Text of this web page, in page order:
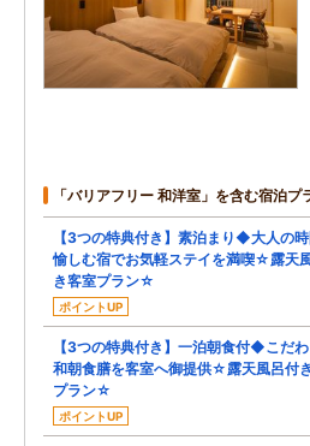
「バリアフリー 和洋室」を含む宿泊プ
【3つの特典付き】素泊まり◆大人の
愉しむ宿でお気軽ステイを満喫☆露天
き客室プラン☆
ポイントUP
【3つの特典付き】一泊朝食付◆こだ
和朝食膳を客室へ御提供☆露天風呂付
プラン☆
ポイントUP